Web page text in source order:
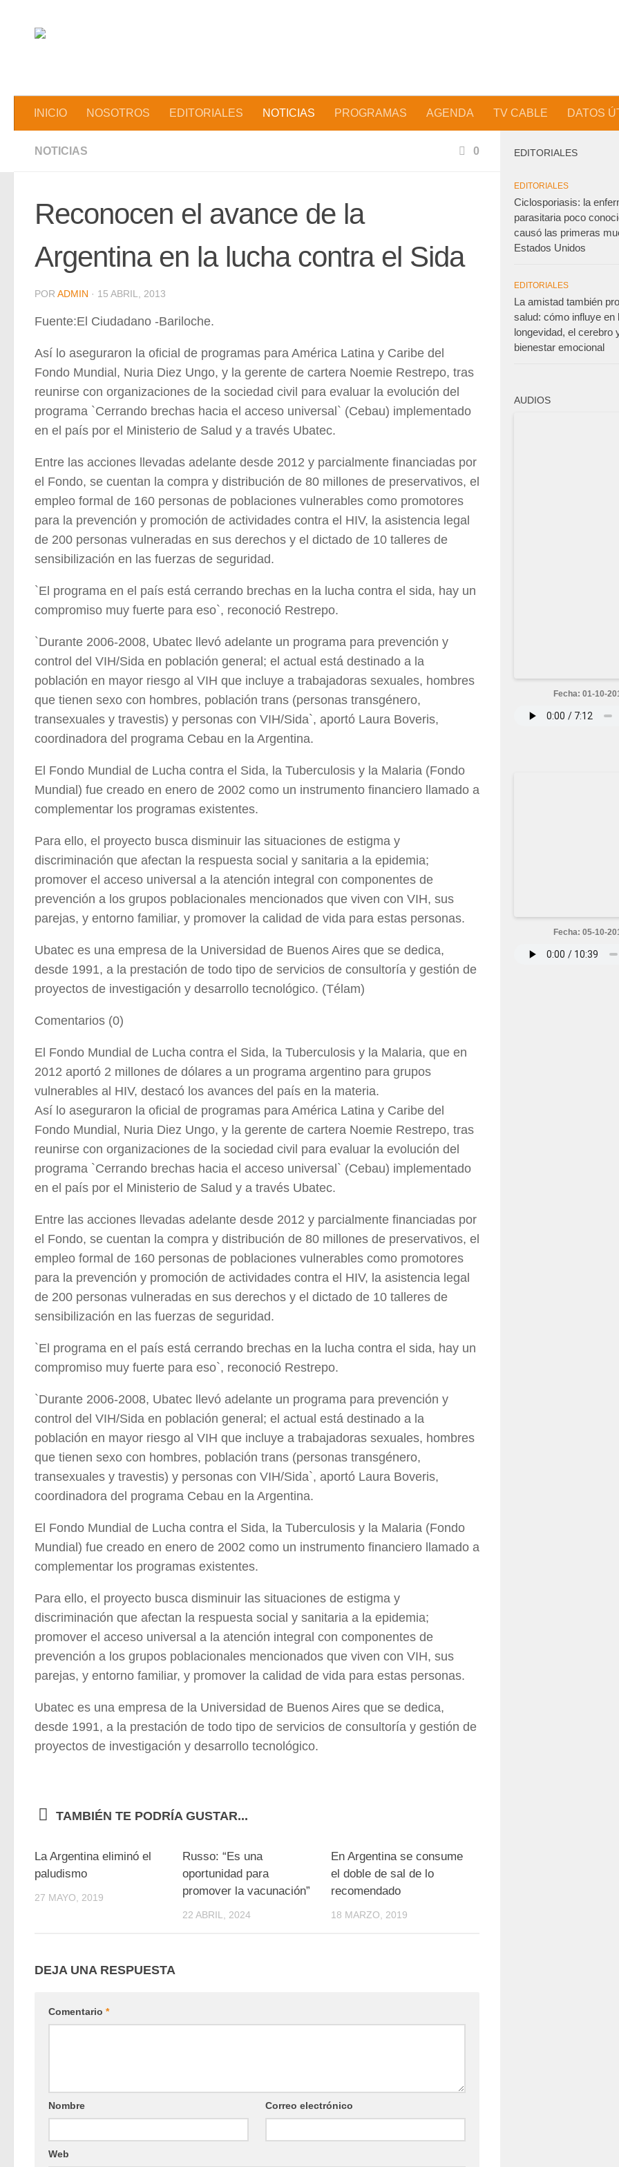
INICIO NOSOTROS EDITORIALES NOTICIAS PROGRAMAS AGENDA TV CABLE DATOS
NOTICIAS 0
Reconocen el avance de la
Argentina en la lucha contra el Sida
POR ADMIN · 15 ABRIL, 2013
Fuente:El Ciudadano -Bariloche.
Así lo aseguraron la oficial de programas para América Latina y Caribe del
Fondo Mundial, Nuria Diez Ungo, y la gerente de cartera Noemie Restrepo, tras
reunirse con organizaciones de la sociedad civil para evaluar la evolución del
programa `Cerrando brechas hacia el acceso universal` (Cebau) implementado
en el país por el Ministerio de Salud y a través Ubatec.
Entre las acciones llevadas adelante desde 2012 y parcialmente financiadas por
el Fondo, se cuentan la compra y distribución de 80 millones de preservativos, el
empleo formal de 160 personas de poblaciones vulnerables como promotores
para la prevención y promoción de actividades contra el HIV, la asistencia legal
de 200 personas vulneradas en sus derechos y el dictado de 10 talleres de
sensibilización en las fuerzas de seguridad.
`El programa en el país está cerrando brechas en la lucha contra el sida, hay un
compromiso muy fuerte para eso`, reconoció Restrepo.
`Durante 2006-2008, Ubatec llevó adelante un programa para prevención y
control del VIH/Sida en población general; el actual está destinado a la
población en mayor riesgo al VIH que incluye a trabajadoras sexuales, hombres
que tienen sexo con hombres, población trans (personas transgénero,
transexuales y travestis) y personas con VIH/Sida`, aportó Laura Boveris,
coordinadora del programa Cebau en la Argentina.
El Fondo Mundial de Lucha contra el Sida, la Tuberculosis y la Malaria (Fondo
Mundial) fue creado en enero de 2002 como un instrumento financiero llamado a
complementar los programas existentes.
Para ello, el proyecto busca disminuir las situaciones de estigma y
discriminación que afectan la respuesta social y sanitaria a la epidemia;
promover el acceso universal a la atención integral con componentes de
prevención a los grupos poblacionales mencionados que viven con VIH, sus
parejas, y entorno familiar, y promover la calidad de vida para estas personas.
Ubatec es una empresa de la Universidad de Buenos Aires que se dedica,
desde 1991, a la prestación de todo tipo de servicios de consultoría y gestión de
proyectos de investigación y desarrollo tecnológico. (Télam)
Comentarios (0)
El Fondo Mundial de Lucha contra el Sida, la Tuberculosis y la Malaria, que en
2012 aportó 2 millones de dólares a un programa argentino para grupos
vulnerables al HIV, destacó los avances del país en la materia.
Así lo aseguraron la oficial de programas para América Latina y Caribe del
Fondo Mundial, Nuria Diez Ungo, y la gerente de cartera Noemie Restrepo, tras
reunirse con organizaciones de la sociedad civil para evaluar la evolución del
programa `Cerrando brechas hacia el acceso universal` (Cebau) implementado
en el país por el Ministerio de Salud y a través Ubatec.
Entre las acciones llevadas adelante desde 2012 y parcialmente financiadas por
el Fondo, se cuentan la compra y distribución de 80 millones de preservativos, el
empleo formal de 160 personas de poblaciones vulnerables como promotores
para la prevención y promoción de actividades contra el HIV, la asistencia legal
de 200 personas vulneradas en sus derechos y el dictado de 10 talleres de
sensibilización en las fuerzas de seguridad.
`El programa en el país está cerrando brechas en la lucha contra el sida, hay un
compromiso muy fuerte para eso`, reconoció Restrepo.
`Durante 2006-2008, Ubatec llevó adelante un programa para prevención y
control del VIH/Sida en población general; el actual está destinado a la
población en mayor riesgo al VIH que incluye a trabajadoras sexuales, hombres
que tienen sexo con hombres, población trans (personas transgénero,
transexuales y travestis) y personas con VIH/Sida`, aportó Laura Boveris,
coordinadora del programa Cebau en la Argentina.
El Fondo Mundial de Lucha contra el Sida, la Tuberculosis y la Malaria (Fondo
Mundial) fue creado en enero de 2002 como un instrumento financiero llamado a
complementar los programas existentes.
Para ello, el proyecto busca disminuir las situaciones de estigma y
discriminación que afectan la respuesta social y sanitaria a la epidemia;
promover el acceso universal a la atención integral con componentes de
prevención a los grupos poblacionales mencionados que viven con VIH, sus
parejas, y entorno familiar, y promover la calidad de vida para estas personas.
Ubatec es una empresa de la Universidad de Buenos Aires que se dedica,
desde 1991, a la prestación de todo tipo de servicios de consultoría y gestión de
proyectos de investigación y desarrollo tecnológico.
TAMBIÉN TE PODRÍA GUSTAR...
La Argentina eliminó el
paludismo
27 MAYO, 2019
Russo: “Es una
oportunidad para
promover la vacunación”
22 ABRIL, 2024
En Argentina se consume
el doble de sal de lo
recomendado
18 MARZO, 2019
DEJA UNA RESPUESTA
Comentario *
Nombre Correo electrónico
Web
EDITORIALES
EDITORIALES
Ciclosporiasis: la
parasitaria poco
causó las primeras
Estados Unidos
EDITORIALES
La amistad también
salud: cómo influye en
longevidad, el cerebro
bienestar emocional
AUDIOS
Fecha: 01-10-
Fecha: 05-10-